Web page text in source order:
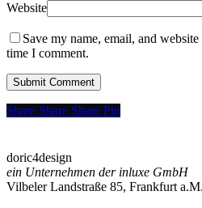
Website
Save my name, email, and
time I comment.
Share
Share Share Share Pin
doric4design
ein Unternehmen der inluxe GmbH
Vilbeler Landstraße 85, Frankfurt a.M.